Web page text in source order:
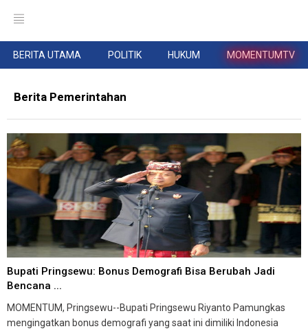
BERITA UTAMA POLITIK HUKUM MOMENTUMTV
Berita Pemerintahan
Bupati Pringsewu: Bonus Demografi Bisa Berubah Jadi
Bencana ...
MOMENTUM, Pringsewu--Bupati Pringsewu Riyanto Pamungkas
mengingatkan bonus demografi yang saat ini dimiliki Indonesia